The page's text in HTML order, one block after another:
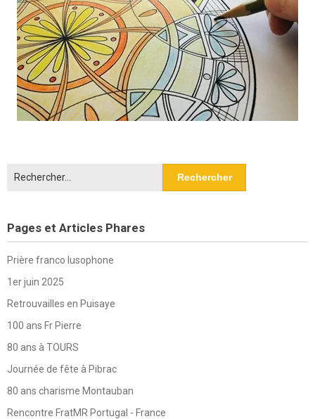
Pages et Articles Phares
Prière franco lusophone
1er juin 2025
Retrouvailles en Puisaye
100 ans Fr Pierre
80 ans à TOURS
Journée de fête à Pibrac
80 ans charisme Montauban
Rencontre FratMR Portugal - France